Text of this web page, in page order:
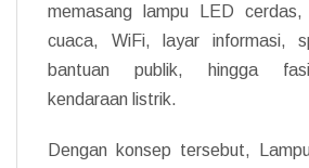
memasang lampu LED
cuaca, WiFi, layar informasi,
bantuan publik, hingga
kendaraan listrik.
Dengan konsep tersebut,